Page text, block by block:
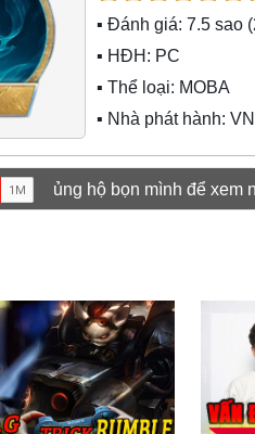
▪ Đánh giá: 7.5 sao (
▪ HĐH: PC
▪ Thể loại: MOBA
▪ Nhà phát hành:
ủng hộ bọn mình để xem